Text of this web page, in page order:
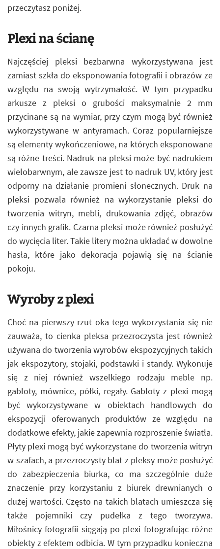
przeczytasz poniżej.
Plexi na ścianę
Najczęściej pleksi bezbarwna wykorzystywana jest
zamiast szkła do eksponowania fotografii i obrazów ze
względu na swoją wytrzymałość. W tym przypadku
arkusze z pleksi o grubości maksymalnie 2 mm
przycinane są na wymiar, przy czym mogą być również
wykorzystywane w antyramach. Coraz popularniejsze
są elementy wykończeniowe, na których eksponowane
są różne treści. Nadruk na pleksi może być nadrukiem
wielobarwnym, ale zawsze jest to nadruk UV, który jest
odporny na działanie promieni słonecznych. Druk na
pleksi pozwala również na wykorzystanie pleksi do
tworzenia witryn, mebli, drukowania zdjęć, obrazów
czy innych grafik. Czarna pleksi może również posłużyć
do wycięcia liter. Takie litery można układać w dowolne
hasła, które jako dekoracja pojawią się na ścianie
pokoju.
Wyroby z plexi
Choć na pierwszy rzut oka tego wykorzystania się nie
zauważa, to cienka pleksa przezroczysta jest również
używana do tworzenia wyrobów ekspozycyjnych takich
jak ekspozytory, stojaki, podstawki i standy. Wykonuje
się z niej również wszelkiego rodzaju meble np.
gabloty, mównice, półki, regały. Gabloty z plexi mogą
być wykorzystywane w obiektach handlowych do
ekspozycji oferowanych produktów ze względu na
dodatkowe efekty, jakie zapewnia rozproszenie światła.
Płyty plexi mogą być wykorzystane do tworzenia witryn
w szafach, a przezroczysty blat z pleksy może posłużyć
do zabezpieczenia biurka, co ma szczególnie duże
znaczenie przy korzystaniu z biurek drewnianych o
dużej wartości. Często na takich blatach umieszcza się
także pojemniki czy pudełka z tego tworzywa.
Miłośnicy fotografii sięgają po plexi fotografując różne
obiekty z efektem odbicia. W tym przypadku konieczna